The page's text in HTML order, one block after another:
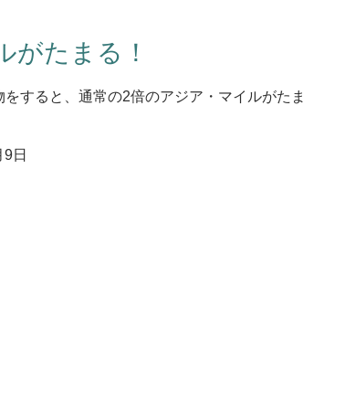
がたまる！
すると、通常の2倍のアジア・マイルがたま
日